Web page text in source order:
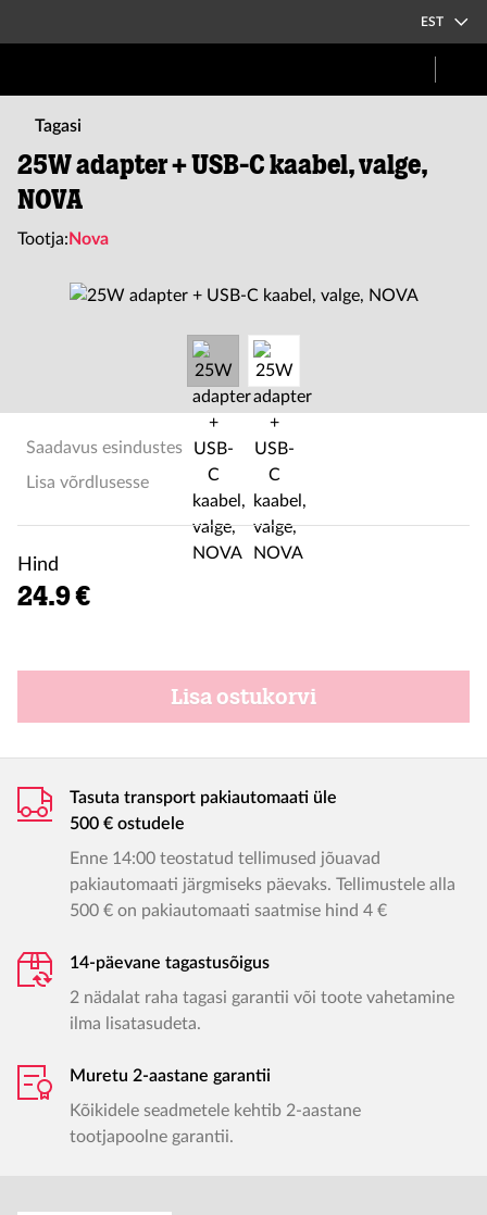
EST
Tagasi
25W adapter + USB-C kaabel, valge,
NOVA
Tootja: Nova
Saadavus esindustes
Lisa võrdlusesse
Hind
24.9 €
Lisa ostukorvi
Tasuta transport pakiautomaati üle
500 € ostudele
Enne 14:00 teostatud tellimused jõuavad
pakiautomaati järgmiseks päevaks. Tellimustele alla
500 € on pakiautomaati saatmise hind 4 €
14-päevane tagastusõigus
2 nädalat raha tagasi garantii või toote vahetamine
ilma lisatasudeta.
Muretu 2-aastane garantii
Kõikidele seadmetele kehtib 2-aastane
tootjapoolne garantii.